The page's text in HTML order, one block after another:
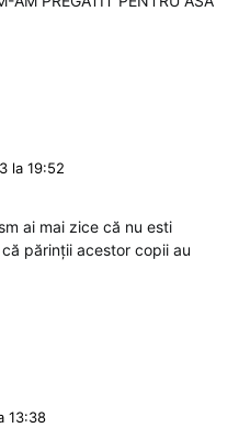
la 19:52
ai mai zice că nu esti
părinții acestor copii au
13:38